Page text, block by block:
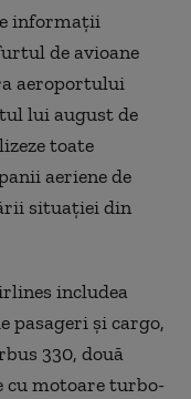
informaţii
de avioane
aeroportului
lui august de
toate
aeriene de
situaţiei din
includea
pasageri şi cargo,
330, două
cu motoare turbo-